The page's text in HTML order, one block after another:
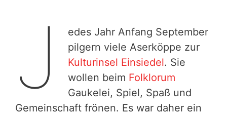
J
edes Jahr Anfang September
pilgern viele Aserköppe zur
Kulturinsel Einsiedel. Sie
wollen beim Folklorum
Gaukelei, Spiel, Spaß und
Gemeinschaft frönen. Es war daher ein